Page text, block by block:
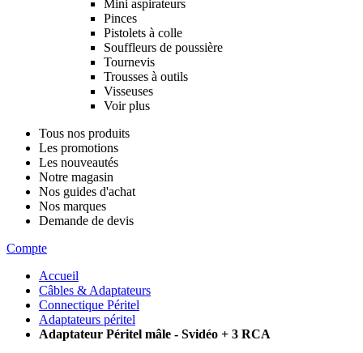
Mini aspirateurs
Pinces
Pistolets à colle
Souffleurs de poussière
Tournevis
Trousses à outils
Visseuses
Voir plus
Tous nos produits
Les promotions
Les nouveautés
Notre magasin
Nos guides d'achat
Nos marques
Demande de devis
Compte
Accueil
Câbles & Adaptateurs
Connectique Péritel
Adaptateurs péritel
Adaptateur Péritel mâle - Svidéo + 3 RCA